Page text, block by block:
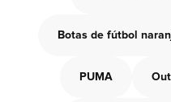
Botas de fútbol
PUMA